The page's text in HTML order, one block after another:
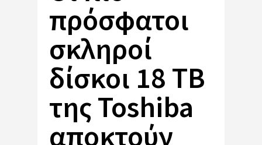
πρόσφατοι
σκληροί
δίσκοι 18 TB
της Toshiba
αποκτούν